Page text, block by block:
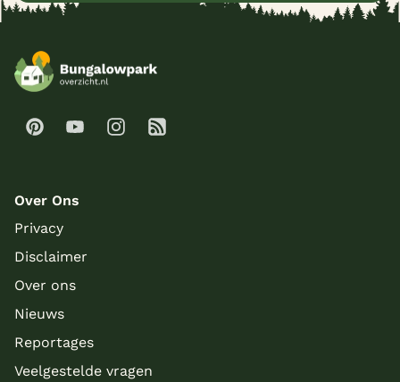
Over Ons
Privacy
Disclaimer
Over ons
Nieuws
Reportages
Veelgestelde vragen